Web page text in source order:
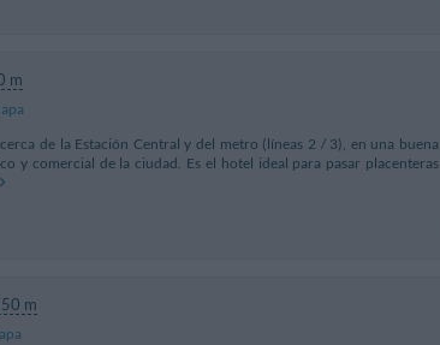
m
de la Estación Central y del metro (líneas 2 / 3), en una buena
y comercial de la ciudad. Es el hotel ideal para pasar placenteras
m